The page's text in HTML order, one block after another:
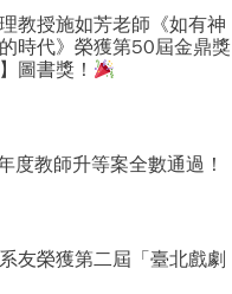
教授施如芳老師《如有神
時代》榮獲第50屆金鼎獎
圖書獎！
度教師升等案全數通過！
友榮獲第二屆「臺北戲劇